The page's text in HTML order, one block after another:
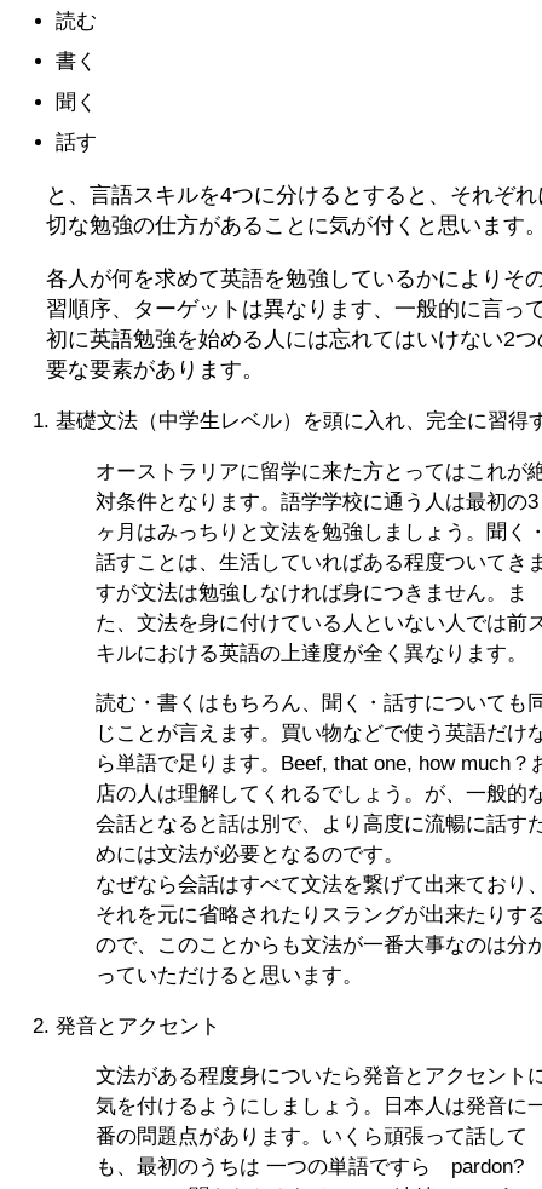
読む
書く
聞く
話す
と、言語スキルを4つに分けるとすると、それぞ
切な勉強の仕方があることに気が付くと思います
各人が何を求めて英語を勉強しているかによりそ
習順序、ターゲットは異なります、一般的に言っ
初に英語勉強を始める人には忘れてはいけない2つ
要な要素があります。
基礎文法（中学生レベル）を頭に入れ、完全に習得
オーストラリアに留学に来た方とってはこれが
対条件となります。語学学校に通う人は最初の3
ヶ月はみっちりと文法を勉強しましょう。聞く
話すことは、生活していればある程度ついてき
すが文法は勉強しなければ身につきません。ま
た、文法を身に付けている人といない人では前
キルにおける英語の上達度が全く異なります。
読む・書くはもちろん、聞く・話すについても
じことが言えます。買い物などで使う英語だけ
ら単語で足ります。Beef, that one, how much？
店の人は理解してくれるでしょう。が、一般的
会話となると話は別で、より高度に流暢に話す
めには文法が必要となるのです。
なぜなら会話はすべて文法を繋げて出来ており
それを元に省略されたりスラングが出来たりす
ので、このことからも文法が一番大事なのは分
っていただけると思います。
発音とアクセント
文法がある程度身についたら発音とアクセント
気を付けるようにしましょう。日本人は発音に
番の問題点があります。いくら頑張って話して
も、最初のうちは 一つの単語ですら pardon?